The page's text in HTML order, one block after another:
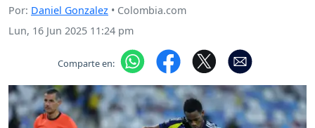
Por: Daniel Gonzalez • Colombia.com
Lun, 16 Jun 2025 11:24 pm
Comparte en: